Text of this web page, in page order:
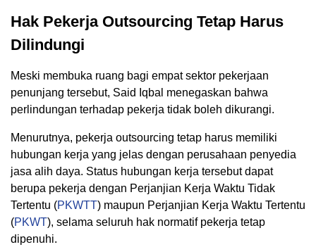
Hak Pekerja Outsourcing Tetap Harus
Dilindungi
Meski membuka ruang bagi empat sektor pekerjaan
penunjang tersebut, Said Iqbal menegaskan bahwa
perlindungan terhadap pekerja tidak boleh dikurangi.
Menurutnya, pekerja outsourcing tetap harus memiliki
hubungan kerja yang jelas dengan perusahaan penyedia
jasa alih daya. Status hubungan kerja tersebut dapat
berupa pekerja dengan Perjanjian Kerja Waktu Tidak
Tertentu (PKWTT) maupun Perjanjian Kerja Waktu Tertentu
(PKWT), selama seluruh hak normatif pekerja tetap
dipenuhi.